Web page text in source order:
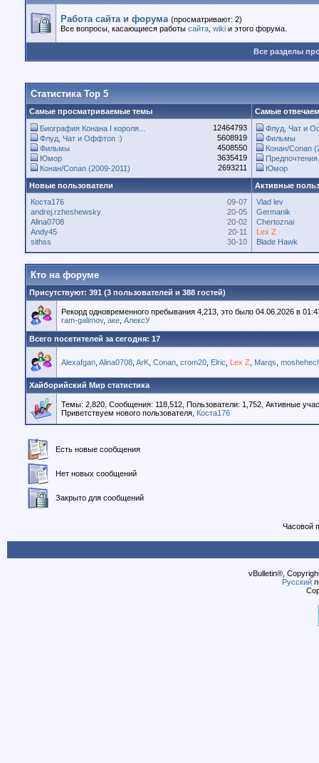
Работа сайта и форума (просматривают: 2)
Все вопросы, касающиеся работы сайта wiki и этого форума.
Все разделы
Статистика Top 5
Самые просматриваемые темы
Самые
Биография Конана I короля...
12464793
Флуд, Чат и Оффтоп :)
5608919
Фильмы
4508550
Юмор
3635419
Конан/Conan (2009-2011)
2693211
Флуд, Чат и
Фильмы
Конан/Conan
Юмор
Новые пользователи
Активные
Коста176
09-07
andrej.rzheshewsky
20-05
Alina0708
20-02
Andy45
20-11
sithss
30-10
Vlad lev
Germanik
Chertoznai
Lex Z
Blade Hawk
Кто на форуме
Присутствуют: 391 (3 пользователей и 388 гостей)
Рекорд одновременного пребывания 4,213, это было 04.06.2026 в
ram-galimov, аке АлексУ
Всего посетителей за сегодня: 17
Alexafgan Alina0708 ArK Conan crom20 Elric Lex Z Marqs
Хайборийский Мир статистика
Темы: 2,820, Сообщения: 118,512, Пользователи: 1,752, Активные
Приветствуем нового пользователя, Коста176
Есть новые сообщения
Нет новых сообщений
Закрыто для сообщений
Часовой
vBulletin®,
Русский